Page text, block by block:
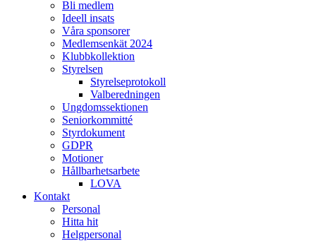
Bli medlem
Ideell insats
Våra sponsorer
Medlemsenkät 2024
Klubbkollektion
Styrelsen
Styrelseprotokoll
Valberedningen
Ungdomssektionen
Seniorkommitté
Styrdokument
GDPR
Motioner
Hållbarhetsarbete
LOVA
Kontakt
Personal
Hitta hit
Helgpersonal